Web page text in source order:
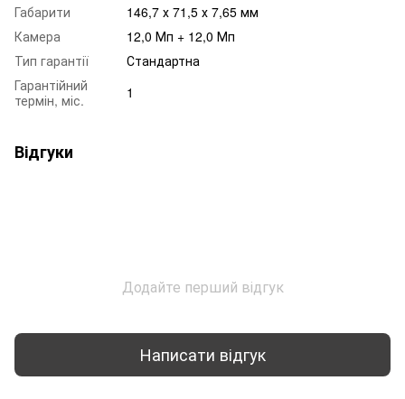
Габарити
146,7 х 71,5 х 7,65 мм
Камера
12,0 Мп + 12,0 Мп
Тип гарантії
Стандартна
Гарантійний
термін, міс.
1
Відгуки
Додайте перший відгук
Написати відгук